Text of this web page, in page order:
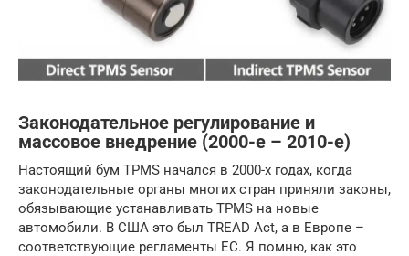
Законодательное регулирование и
массовое внедрение (2000-е – 2010-е)
Настоящий бум TPMS начался в 2000-х годах, когда
законодательные органы многих стран приняли законы,
обязывающие устанавливать TPMS на новые
автомобили. В США это был TREAD Act, а в Европе –
соответствующие регламенты ЕС. Я помню, как это